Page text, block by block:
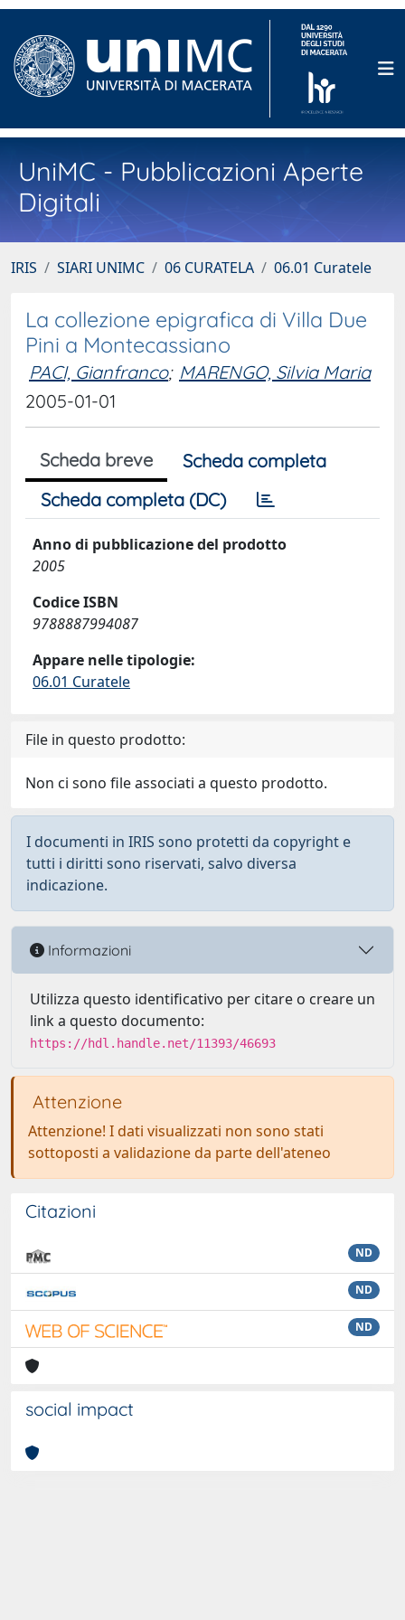
UniMC - Pubblicazioni Aperte
Digitali
IRIS SIARI UNIMC 06 CURATELA 06.01 Curatele
La collezione epigrafica di Villa Due
Pini a Montecassiano
PACI, Gianfranco; MARENGO, Silvia Maria
2005-01-01
Scheda breve
Scheda completa
Scheda completa (DC)
Anno di pubblicazione del prodotto
2005
Codice ISBN
9788887994087
Appare nelle tipologie:
06.01 Curatele
File in questo prodotto:
Non ci sono file associati a questo prodotto.
I documenti in IRIS sono protetti da copyright e
tutti i diritti sono riservati, salvo diversa
indicazione.
Informazioni
Utilizza questo identificativo per citare o creare un
link a questo documento:
https://hdl.handle.net/11393/46693
Attenzione
Attenzione! I dati visualizzati non sono stati
sottoposti a validazione da parte dell'ateneo
Citazioni
ND
ND
ND
social impact